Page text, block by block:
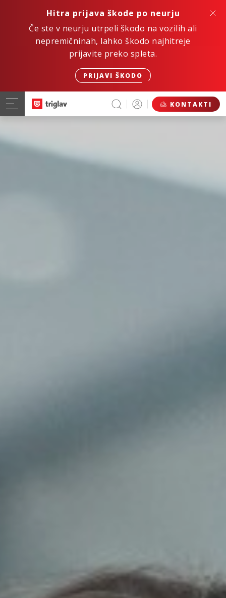
Hitra prijava škode po neurju
Če ste v neurju utrpeli škodo na vozilih ali
nepremičninah, lahko škodo najhitreje
prijavite preko spleta.
PRIJAVI ŠKODO
KONTAKTI